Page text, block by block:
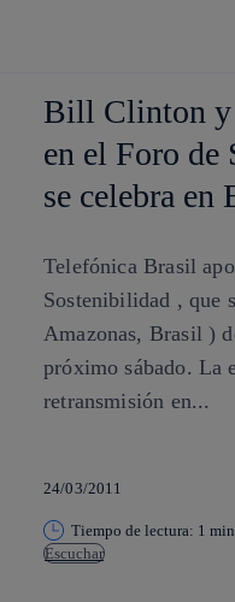
Bill Clinton y
en el Foro de
se celebra en
Telefónica Brasil
Sostenibilidad , que
Amazonas, Brasil )
próximo sábado. La
retransmisión en...
24/03/2011
Tiempo de lectura: 1 min
Escuchar